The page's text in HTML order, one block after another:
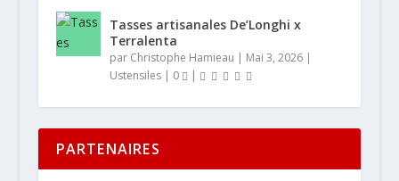
Tasses artisanales De’Longhi x
Terralenta
par Christophe Hamieau | Mai 3, 2026|
Ustensiles| 0 |
PARTENAIRES